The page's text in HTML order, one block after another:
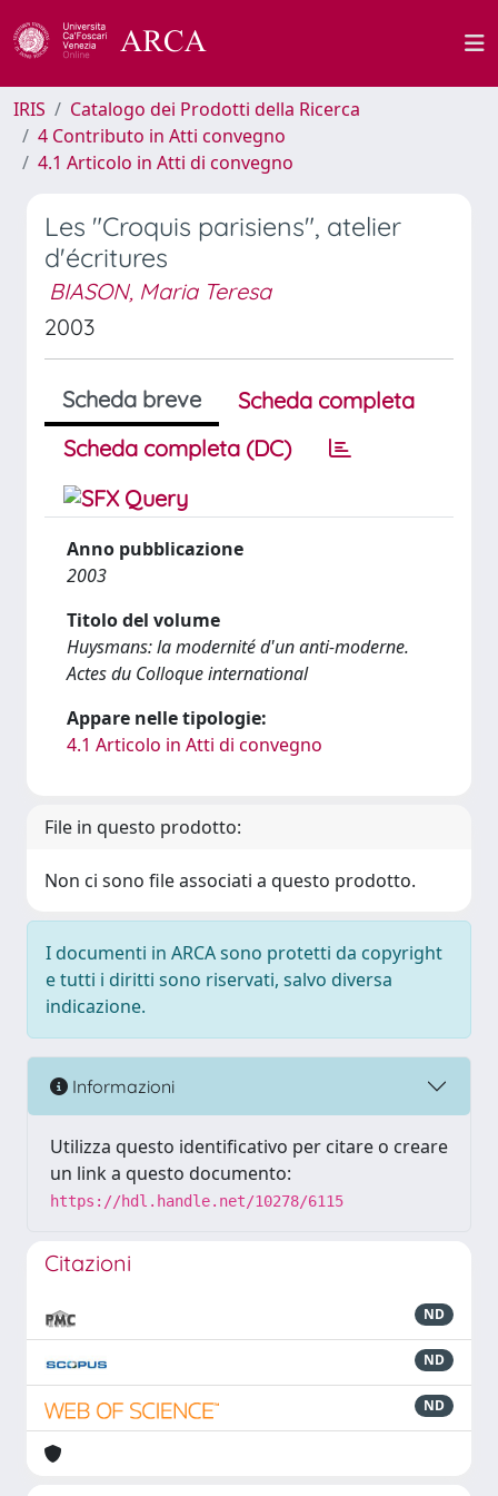
IRIS
Catalogo dei Prodotti della Ricerca
4 Contributo in Atti convegno
4.1 Articolo in Atti di convegno
Les "Croquis parisiens", atelier
d'écritures
BIASON, Maria Teresa
2003
Scheda breve
Scheda completa
Scheda completa (DC)
Anno pubblicazione
2003
Titolo del volume
Huysmans: la modernité d'un anti-moderne.
Actes du Colloque international
Appare nelle tipologie:
4.1 Articolo in Atti di convegno
File in questo prodotto:
Non ci sono file associati a questo prodotto.
I documenti in ARCA sono protetti da copyright
e tutti i diritti sono riservati, salvo diversa
indicazione.
Informazioni
Utilizza questo identificativo per citare o creare
un link a questo documento:
https://hdl.handle.net/10278/6115
Citazioni
ND
ND
ND